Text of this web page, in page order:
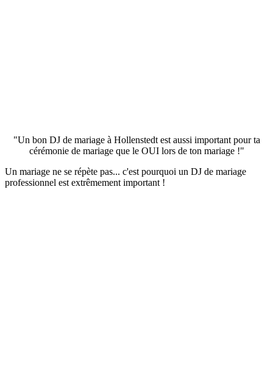
"Un bon DJ de mariage à Hollenstedt est aussi important pour ta
cérémonie de mariage que le OUI lors de ton mariage !"
Un mariage ne se répète pas... c'est pourquoi un DJ de mariage
professionnel est extrêmement important !